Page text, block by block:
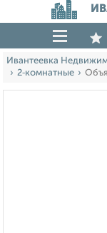
Ивантеевка
2‑комнатные